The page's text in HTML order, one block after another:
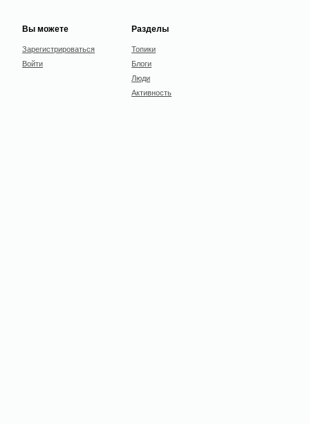
Вы можете
Зарегистрироваться
Войти
Разделы
Топики
Блоги
Люди
Активность